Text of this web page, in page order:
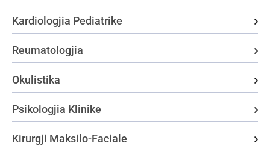
Kardiologjia Pediatrike
Reumatologjia
Okulistika
Psikologjia Klinike
Kirurgji Maksilo-Faciale